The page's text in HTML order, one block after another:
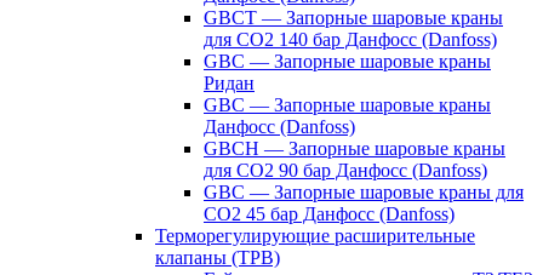
GBCT — Запорные шаровые краны
для CO2 140 бар Данфосс (Danfoss)
GBC — Запорные шаровые краны
Ридан
GBC — Запорные шаровые краны
Данфосс (Danfoss)
GBCH — Запорные шаровые краны
для CO2 90 бар Данфосс (Danfoss)
GBC — Запорные шаровые краны для
CO2 45 бар Данфосс (Danfoss)
Терморегулирующие расширительные
клапаны (ТРВ)